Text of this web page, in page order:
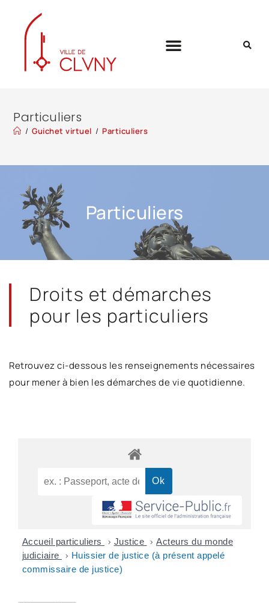
Particuliers
/ Guichet virtuel / Particuliers
Particuliers
Droits et démarches
pour les particuliers
Retrouvez ci-dessous les renseignements nécessaires
pour mener à bien les démarches de vie quotidienne.
Accueil particuliers > Justice > Acteurs du monde
judiciaire
> Huissier de justice (à présent appelé
commissaire de justice)